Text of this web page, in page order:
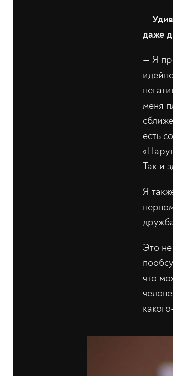
—
даже
— Я
меня
есть
Так и
Я
Это
что